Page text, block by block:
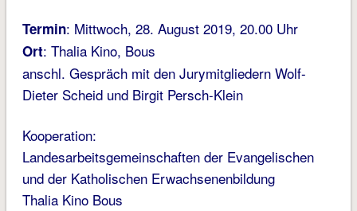
Termin: Mittwoch, 28. August 2019, 20.00 Uhr
Ort: Thalia Kino, Bous
anschl. Gespräch mit den Jurymitgliedern Wolf-
Dieter Scheid und Birgit Persch-Klein
Kooperation:
Landesarbeitsgemeinschaften der Evangelischen
und der Katholischen Erwachsenenbildung
Thalia Kino Bous